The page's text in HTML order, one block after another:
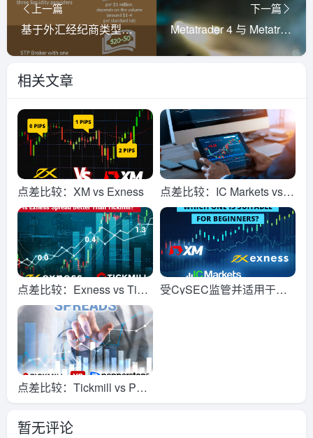
上一篇
基于外汇经纪商类型的交易佣金
下一篇
Metatrader 4 与 Metatrader 5 交易平台比较
相关文章
点差比较：XM vs Exness
点差比较：IC Markets vs E
xness
点差比较：Exness vs Tick
mill
受CySEC监管并适用于初
点差比较：Tickmill vs Pep
perstone
暂无评论